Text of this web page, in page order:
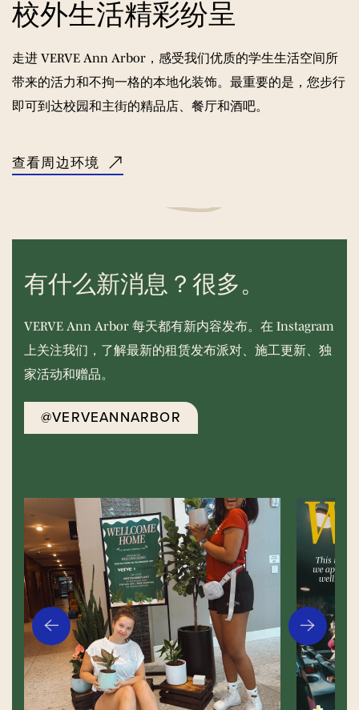
校外生活精彩纷呈
走进 VERVE Ann Arbor，感受我们优质的学生生活空间所
带来的活力和不拘一格的本地化装饰。最重要的是，您步行
即可到达校园和主街的精品店、餐厅和酒吧。
查看周边环境
有什么新消息？很多。
VERVE Ann Arbor 每天都有新内容发布。在 Instagram
上关注我们，了解最新的租赁发布派对、施工更新、独
家活动和赠品。
@VERVEANNARBOR